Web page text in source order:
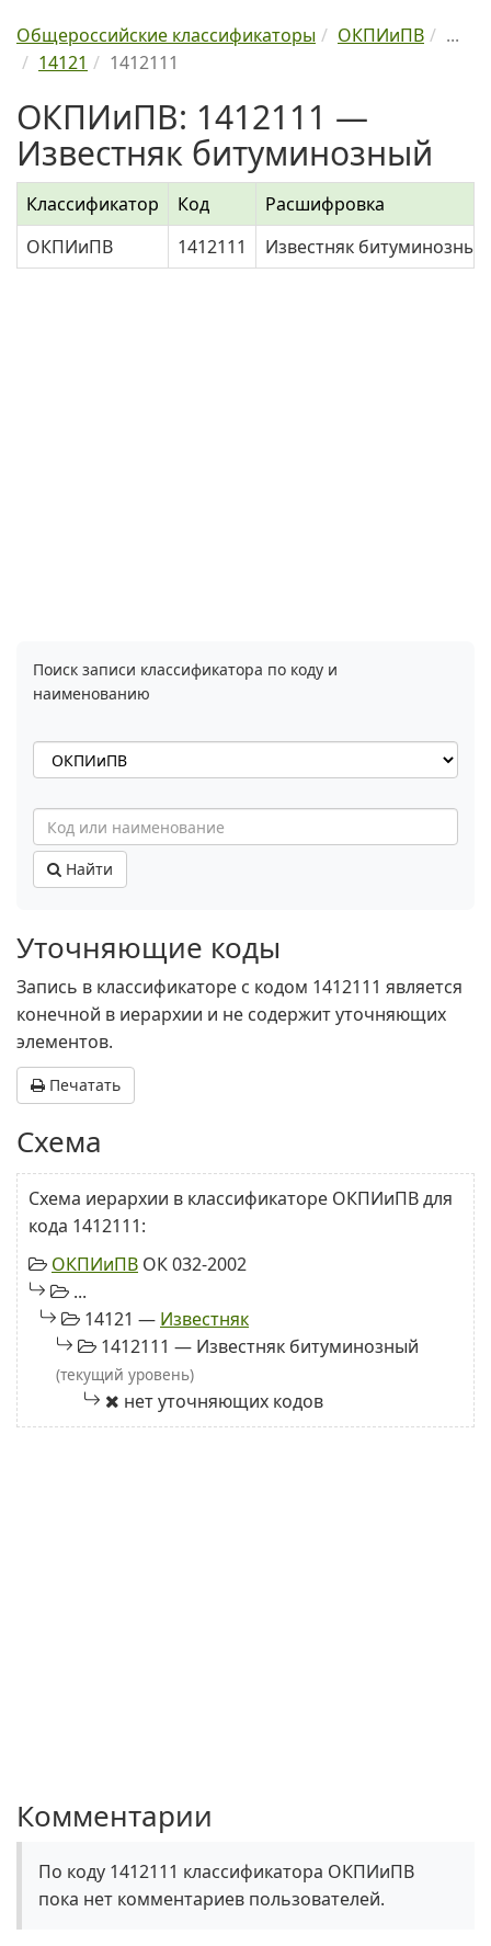
Общероссийские классификаторы ОКПИиПВ
...
14121
1412111
ОКПИиПВ: 1412111 —
Известняк битуминозный
Классификатор Код
Расшифровка
ОКПИиПВ
1412111 Известняк битуминозный
Поиск записи классификатора по коду и
наименованию
Найти
Уточняющие коды
Запись в классификаторе с кодом 1412111 является
конечной в иерархии и не содержит уточняющих
элементов.
Печатать
Схема
Схема иерархии в классификаторе ОКПИиПВ для
кода 1412111:
ОКПИиПВ ОК 032-2002
...
14121 — Известняк
1412111 — Известняк битуминозный
(текущий уровень)
нет уточняющих кодов
Комментарии
По коду 1412111 классификатора ОКПИиПВ
пока нет комментариев пользователей.